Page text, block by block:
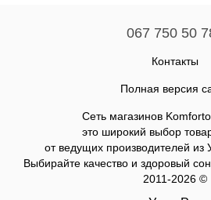
067 750 50
Контакты
Полная версия
Сеть магазинов
это широкий выбор
от ведущих производителей из
Выбирайте качество и здоровый
2011-2026 ©